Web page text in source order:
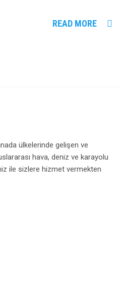
READ MORE
ülkelerinde gelişen ve
hava, deniz ve karayolu
ile sizlere hizmet vermekten